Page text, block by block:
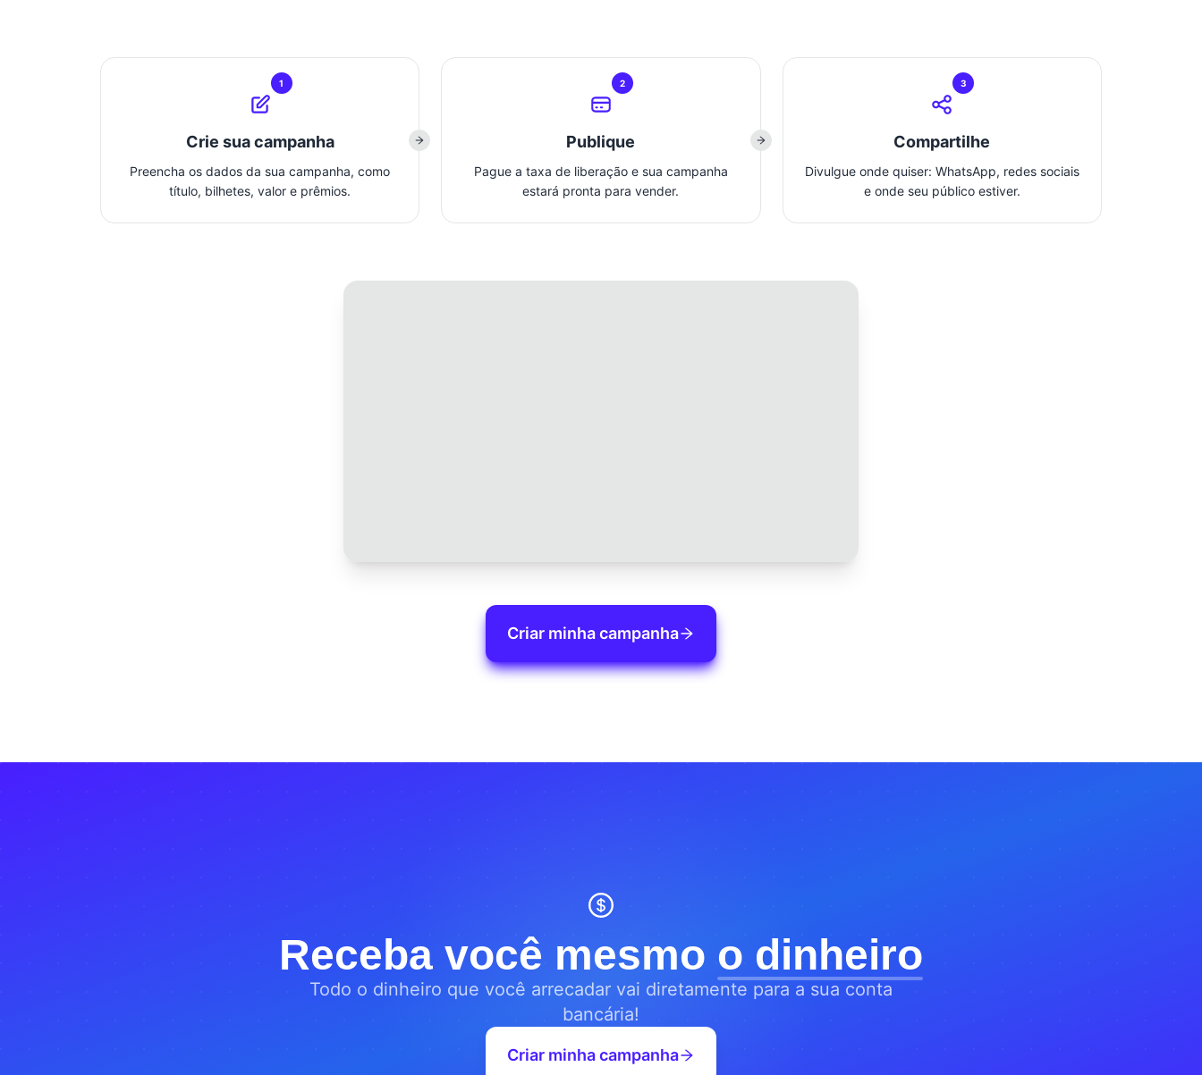
1
Crie sua campanha
Preencha os dados da sua campanha, como
título, bilhetes, valor e prêmios.
2
Publique
Pague a taxa de liberação e sua campanha
estará pronta para vender.
3
Compartilhe
Divulgue onde quiser: WhatsApp, redes sociais
e onde seu público estiver.
Criar minha campanha
Receba você mesmo o dinheiro
Todo o dinheiro que você arrecadar vai diretamente para a sua conta
bancária!
Criar minha campanha